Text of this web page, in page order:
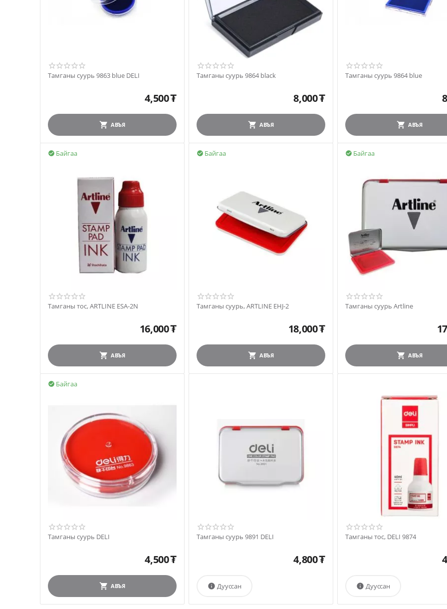
Тамганы суурь 9863 blue DELI
4,500₮
АВЪЯ
Тамганы суурь 9864 black
8,000₮
АВЪЯ
Тамганы суурь 9864 blue
АВЪЯ
Байгаа

Тамганы тос, ARTLINE ESA-2N
16,000₮
АВЪЯ
Байгаа

Тамганы суурь, ARTLINE EHJ-2
18,000₮
АВЪЯ
Байгаа

Тамганы суурь Artline
АВЪЯ
Байгаа

Тамганы суурь DELI
4,500₮
АВЪЯ
Тамганы суурь 9891 DELI
4,800₮
Дууссан

Тамганы тос, DELI 9874
Дууссан
